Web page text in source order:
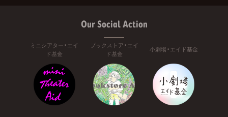
Our Social Action
ミニシアター・エイ
ド基金
ブックストア・エイ
ド基金
小劇場・エイド基金